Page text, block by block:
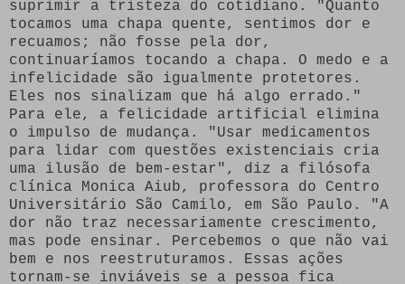
suprimir a tristeza do cotidiano. "Quanto
tocamos uma chapa quente, sentimos dor e
recuamos; não fosse pela dor,
continuaríamos tocando a chapa. O medo e a
infelicidade são igualmente protetores.
Eles nos sinalizam que há algo errado."
Para ele, a felicidade artificial elimina
o impulso de mudança. "Usar medicamentos
para lidar com questões existenciais cria
uma ilusão de bem-estar", diz a filósofa
clínica Monica Aiub, professora do Centro
Universitário São Camilo, em São Paulo. "A
dor não traz necessariamente crescimento,
mas pode ensinar. Percebemos o que não vai
bem e nos reestruturamos. Essas ações
tornam-se inviáveis se a pessoa fica